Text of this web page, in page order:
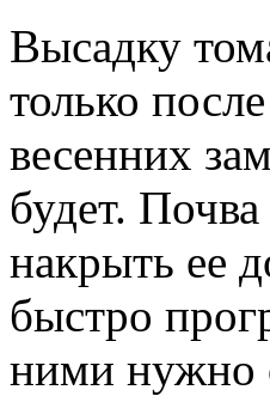
Высадку
только
весенних
будет.
накрыть ее
быстро
ними нужно